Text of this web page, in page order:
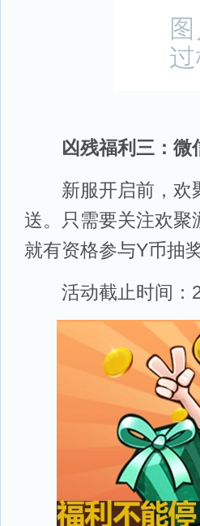
凶残福利三：微
新服开启前，欢
送。只需要关注欢聚
就有资格参与Y币抽
活动截止时间：2